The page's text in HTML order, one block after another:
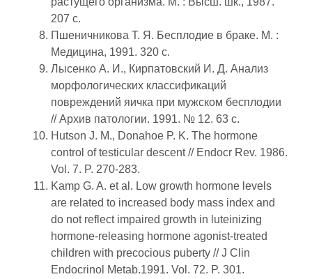
207 с.
Пшеничникова Т. Я. Бесплодие в браке. М. :
Медицина, 1991. 320 с.
Лысенко А. И., Кирпатовский И. Д. Анализ
морфологических классификаций
повреждений яичка при мужском бесплодии
// Архив патологии. 1991. № 12. 63 c.
Hutson J. M., Donahoe P. K. The hormone
control of testicular descent // Endocr Rev. 1986.
Vol. 7. P. 270-283.
Kamp G. A. et al. Low growth hormone levels
are related to increased body mass index and
do not reflect impaired growth in luteinizing
hormone-releasing hormone agonist-treated
children with precocious puberty // J Clin
Endocrinol Metab.1991. Vol. 72. P. 301.